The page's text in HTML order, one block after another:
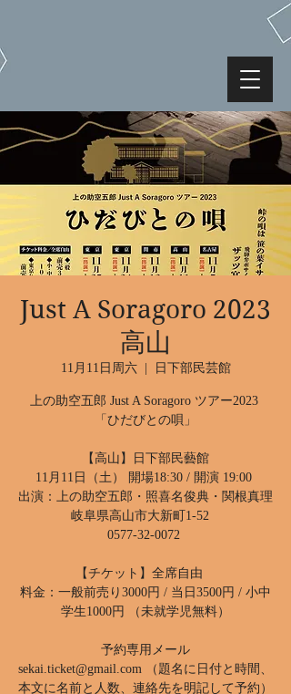
Just A Soragoro 2023
高山
11月11日周六
  |
日下部民芸館
上の助空五郎 Just A Soragoro ツアー2023
「ひだびとの唄」
【高山】日下部民藝館
11月11日（土） 開場18:30 / 開演 19:00
出演：上の助空五郎・照喜名俊典・関根真理
岐阜県高山市大新町1-52
0577-32-0072
【チケット】全席自由
料金：一般前売り3000円 / 当日3500円 / 小中
学生1000円 （未就学児無料）
予約専用メール
sekai.ticket@gmail.com （題名に日付と時間、